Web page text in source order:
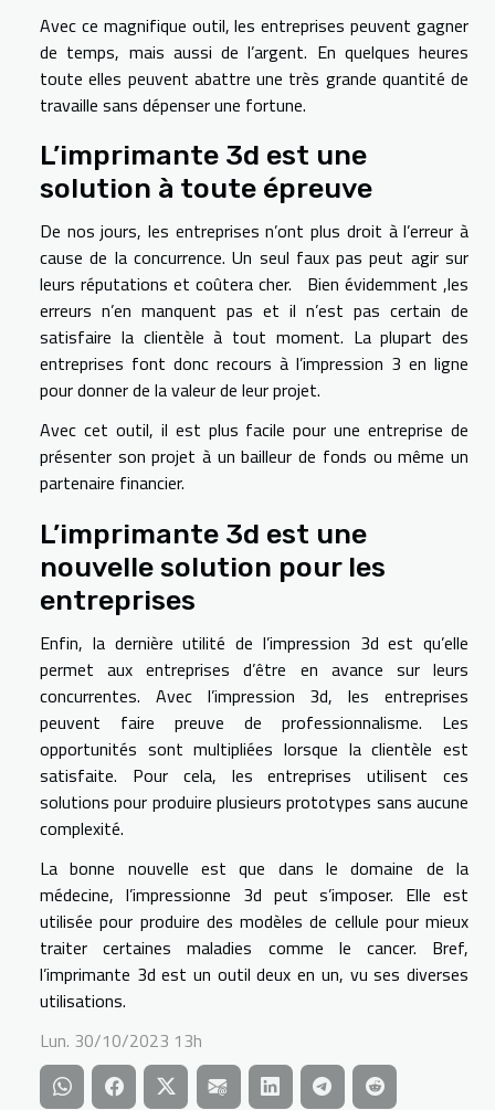
Avec ce magnifique outil, les entreprises peuvent gagner
de temps, mais aussi de l’argent. En quelques heures
toute elles peuvent abattre une très grande quantité de
travaille sans dépenser une fortune.
L’imprimante 3d est une
solution à toute épreuve
De nos jours, les entreprises n’ont plus droit à l’erreur à
cause de la concurrence. Un seul faux pas peut agir sur
leurs réputations et coûtera cher. Bien évidemment ,les
erreurs n’en manquent pas et il n’est pas certain de
satisfaire la clientèle à tout moment. La plupart des
entreprises font donc recours à l’impression 3 en ligne
pour donner de la valeur de leur projet.
Avec cet outil, il est plus facile pour une entreprise de
présenter son projet à un bailleur de fonds ou même un
partenaire financier.
L’imprimante 3d est une
nouvelle solution pour les
entreprises
Enfin, la dernière utilité de l’impression 3d est qu’elle
permet aux entreprises d’être en avance sur leurs
concurrentes. Avec l’impression 3d, les entreprises
peuvent faire preuve de professionnalisme. Les
opportunités sont multipliées lorsque la clientèle est
satisfaite. Pour cela, les entreprises utilisent ces
solutions pour produire plusieurs prototypes sans aucune
complexité.
La bonne nouvelle est que dans le domaine de la
médecine, l’impressionne 3d peut s’imposer. Elle est
utilisée pour produire des modèles de cellule pour mieux
traiter certaines maladies comme le cancer. Bref,
l’imprimante 3d est un outil deux en un, vu ses diverses
utilisations.
Lun. 30/10/2023 13h